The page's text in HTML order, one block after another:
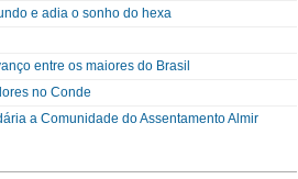
e adia o sonho do hexa
entre os maiores do Brasil
no Conde
a Comunidade do Assentamento Almir